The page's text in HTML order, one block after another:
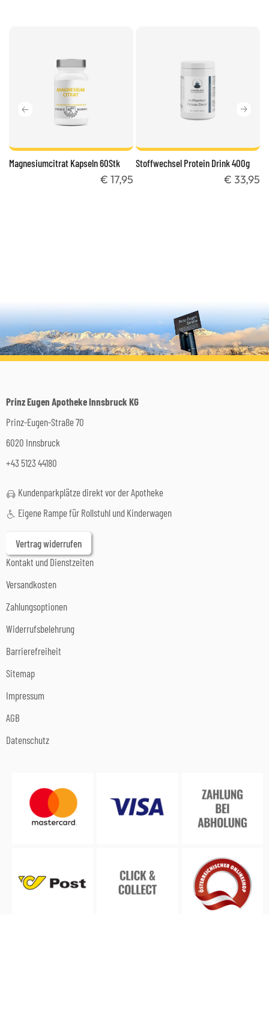
Magnesiumcitrat Kapseln 60Stk
€ 17,95
Stoffwechsel Protein Drink 400g
€ 33,95
Prinz Eugen Apotheke Innsbruck KG
Prinz-Eugen-Straße 70
6020 Innsbruck
+43 5123 44180
Kundenparkplätze direkt vor der Apotheke
Eigene Rampe für Rollstuhl und Kinderwagen
Vertrag widerrufen
Kontakt und Dienstzeiten
Versandkosten
Zahlungsoptionen
Widerrufsbelehrung
Barrierefreiheit
Sitemap
Impressum
AGB
Datenschutz